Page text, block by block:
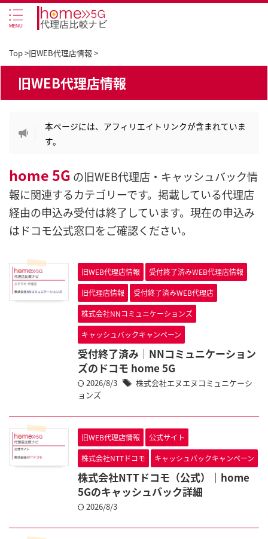
Top>旧WEB代理店情報 >
旧WEB代理店情報
本ページには、アフィリエイトリンクが含まれていま
す。
home 5G の旧WEB代理店・キャッシュバック情
報に関連するカテゴリーです。掲載している代理店
経由の申込み受付は終了しています。現在の申込み
はドコモ公式窓口をご確認ください。
旧WEB代理店情報 受付終了済みWEB代理店情報
旧代理店情報 受付終了済みWEB代理店
株式会社NNコミュニケーションズ
キャッシュバックキャンペーン
受付終了済み｜NNコミュニケーション
ズのドコモ home 5G
2026/8/3
株式会社エヌエヌコミュニケーシ
ョンズ
旧WEB代理店情報 公式サイト
株式会社NTTドコモ キャッシュバックキャンペーン
株式会社NTTドコモ（公式）｜home
5Gのキャッシュバック詳細
2026/8/3